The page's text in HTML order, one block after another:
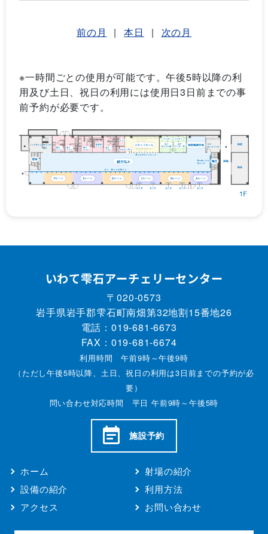
前の月 | 本日 | 次の月
※一時間ごとの使用が可能です。午後5時以降の利
用及び土日、祝日の利用には使用日3日前までの事
前予約が必要です。
いわて雫石アーチェリーセンター
〒020-0573
岩手県岩手郡雫石町南畑第32地割15番地26
電話： 019-681-6673
FAX：019-681-6674
利用時間 午前9時～午後9時
（ただし午後5時以降、土日、祝日の利用は3日前までの予約が必
要）
問い合わせ対応時間 平日 午前9時～午後5時
施設予約
ホーム
射場の紹介
設備の紹介
利用方法
アクセス
お問い合わせ